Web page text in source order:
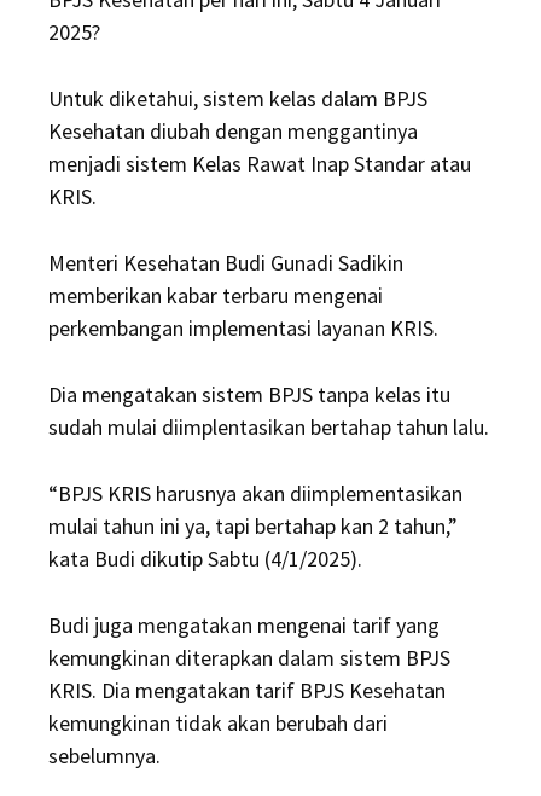
2025?
Untuk diketahui, sistem kelas dalam BPJS
Kesehatan diubah dengan menggantinya
menjadi sistem Kelas Rawat Inap Standar atau
KRIS.
Menteri Kesehatan Budi Gunadi Sadikin
memberikan kabar terbaru mengenai
perkembangan implementasi layanan KRIS.
Dia mengatakan sistem BPJS tanpa kelas itu
sudah mulai diimplentasikan bertahap tahun lalu.
“BPJS KRIS harusnya akan diimplementasikan
mulai tahun ini ya, tapi bertahap kan 2 tahun,”
kata Budi dikutip Sabtu (4/1/2025).
Budi juga mengatakan mengenai tarif yang
kemungkinan diterapkan dalam sistem BPJS
KRIS. Dia mengatakan tarif BPJS Kesehatan
kemungkinan tidak akan berubah dari
sebelumnya.